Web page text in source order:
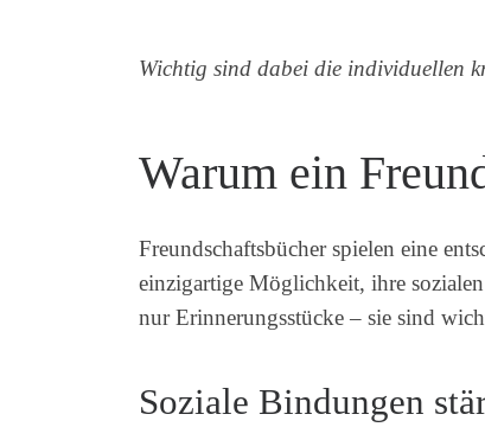
Wichtig sind dabei die individuellen
Warum ein
Freundschaftsbücher spielen eine
einzigartige Möglichkeit, ihre
nur Erinnerungsstücke – sie sind
Soziale Bindungen